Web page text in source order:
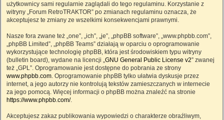
użytkownicy sami regularnie zaglądali do tego regulaminu. Korzystanie z
witryny „Forum RetroTRAKTOR” po zmianach regulaminu oznacza, że
akceptujesz te zmiany ze wszelkimi konsekwencjami prawnymi.
Nasze fora zwane też „one”, „ich”, „je”, „phpBB software”, „www.phpbb.com”,
„phpBB Limited”, „phpBB Teams” działają w oparciu o oprogramowanie
wykorzystujące technologię phpBB, która jest środowiskiem typu witryny
(bulletin board), wydane na licencji „GNU General Public License v2” zwanej
też „GPL”. Oprogramowanie jest dostępne do pobrania ze strony
www.phpbb.com. Oprogramowanie phpBB tylko ułatwia dyskusje przez
internet, a jego autorzy nie kontrolują tekstów zamieszczanych w internecie
za jego pomocą. Więcej informacji o phpBB można znaleźć na stronie
https://www.phpbb.com/.
Akceptujesz zakaz publikowania wypowiedzi o charakterze obraźliwym,